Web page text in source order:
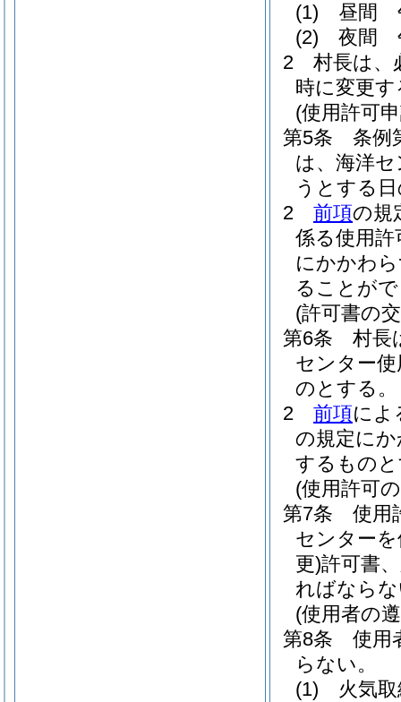
(1)
昼間
(2)
夜間
2
村長は、
時に変更
(使用許可
第5条
条例
は、海洋
うとする
2
前項の規
係る使用
にかかわ
ることが
(許可書の
第6条
村長
センター使
のとする。
2
前項によ
の規定に
するもの
(使用許可
第7条
使用
センター
更)許可書
ればなら
(使用者の
第8条
使用
らない。
(1)
火気